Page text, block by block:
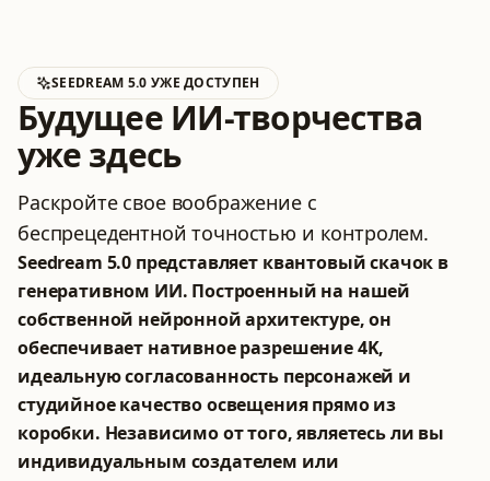
SEEDREAM 5.0 УЖЕ ДОСТУПЕН
Будущее ИИ-творчества
уже здесь
Раскройте свое воображение с
беспрецедентной точностью и контролем.
Seedream 5.0 представляет квантовый скачок в
генеративном ИИ. Построенный на нашей
собственной нейронной архитектуре, он
обеспечивает нативное разрешение 4K,
идеальную согласованность персонажей и
студийное качество освещения прямо из
коробки. Независимо от того, являетесь ли вы
индивидуальным создателем или